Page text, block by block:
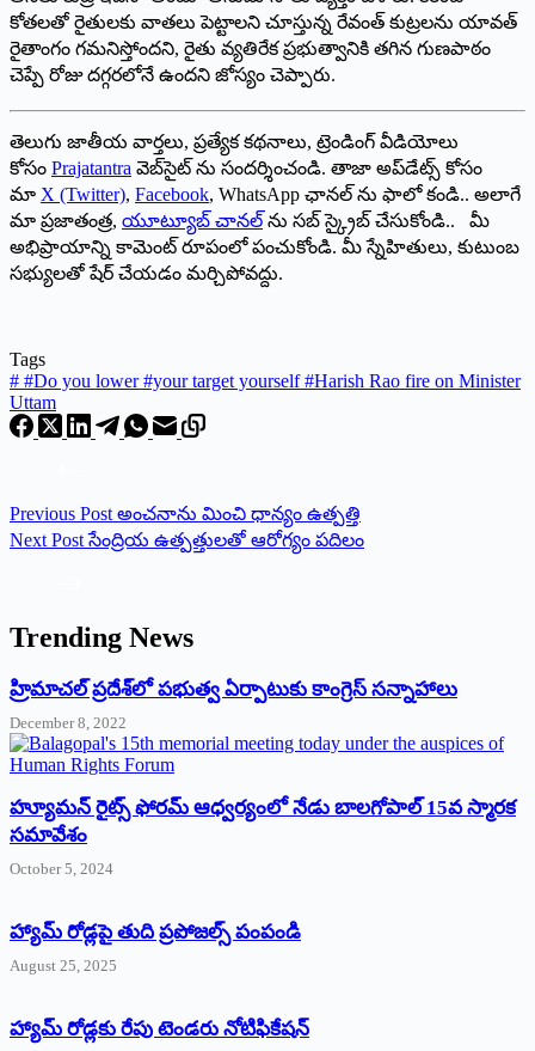
కోతలతో రైతులకు వాతలు పెట్టాలని చూస్తున్న రేవంత్ కుట్రలను యావత్
రైతాంగం గమనిస్తోందని, రైతు వ్యతిరేక ప్రభుత్వానికి తగిన గుణపాఠం
చెప్పే రోజు దగ్గరలోనే ఉందని జోస్యం చెప్పారు.
తెలుగు జాతీయ వార్తలు, ప్రత్యేక కథనాలు, ట్రెండింగ్ వీడియోలు
కోసం Prajatantra వెబ్‌సైట్ ను సందర్శించండి. తాజా అప్‌డేట్స్ కోసం
మా X (Twitter), Facebook, WhatsApp ఛానల్ ను ఫాలో కండి.. అలాగే
మా ప్రజాతంత్ర, యూట్యూబ్ చానల్ ను సబ్ స్క్రైబ్ చేసుకోండి.. మీ
అభిప్రాయాన్ని కామెంట్ రూపంలో పంచుకోండి. మీ స్నేహితులు, కుటుంబ
సభ్యులతో షేర్ చేయడం మర్చిపోవద్దు.
Tags
# #Do you lower #your target yourself #Harish Rao fire on Minister
Uttam
Previous Post అంచనాను మించి ధాన్యం ఉత్పత్తి
Next Post సేంద్రియ ఉత్పత్తులతో ఆరోగ్యం పదిలం
Trending News
‌హ్రిమాచల్‌ ‌ప్రదేశ్‌లో పభుత్వ ఏర్పాటుకు కాంగ్రెస్‌ ‌సన్నాహాలు
December 8, 2022
హ్యూమన్‌ రైట్స్‌ ఫోరమ్‌ ఆధ్వర్యంలో నేడు బాలగోపాల్‌ 15వ స్మారక
సమావేశం
October 5, 2024
హ్యామ్‌ రోడ్లపై తుది ప్రపోజల్స్‌ పంపండి
August 25, 2025
హ్యామ్‌ రోడ్లకు రేపు టెండరు నోటిఫికేషన్‌